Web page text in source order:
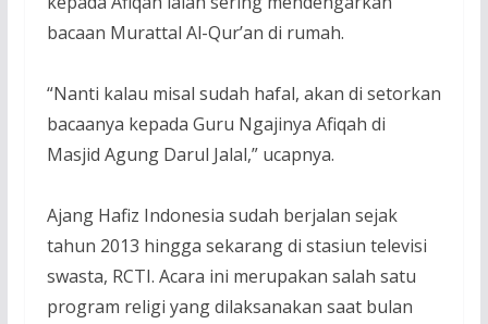
bacaan Murattal Al-Qur’an di rumah.
“Nanti kalau misal sudah hafal, akan di setorkan
bacaanya kepada Guru Ngajinya Afiqah di
Masjid Agung Darul Jalal,” ucapnya.
Ajang Hafiz Indonesia sudah berjalan sejak
tahun 2013 hingga sekarang di stasiun televisi
swasta, RCTI. Acara ini merupakan salah satu
program religi yang dilaksanakan saat bulan